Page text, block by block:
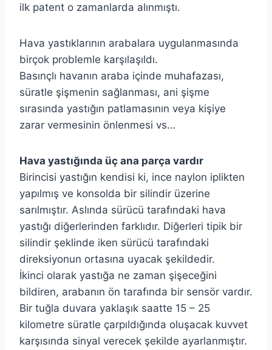
ilk patent o zamanlarda alınmıştı.
Hava yastıklarının arabalara uygulanmasında
birçok problemle karşılaşıldı.
Basınçlı havanın araba içinde muhafazası,
süratle şişmenin sağlanması, ani şişme
sırasında yastığın patlamasının veya kişiye
zarar vermesinin önlenmesi vs…
Hava yastığında üç ana parça vardır
Birincisi yastığın kendisi ki, ince naylon iplikten
yapılmış ve konsolda bir silindir üzerine
sarılmıştır. Aslında sürücü tarafındaki hava
yastığı diğerlerinden farklıdır. Diğerleri tipik bir
silindir şeklinde iken sürücü tarafındaki
direksiyonun ortasına uyacak şekildedir.
İkinci olarak yastığa ne zaman şişeceğini
bildiren, arabanın ön tarafında bir sensör vardır.
Bir tuğla duvara yaklaşık saatte 15 – 25
kilometre süratle çarpıldığında oluşacak kuvvet
karşısında sinyal verecek şekilde ayarlanmıştır.